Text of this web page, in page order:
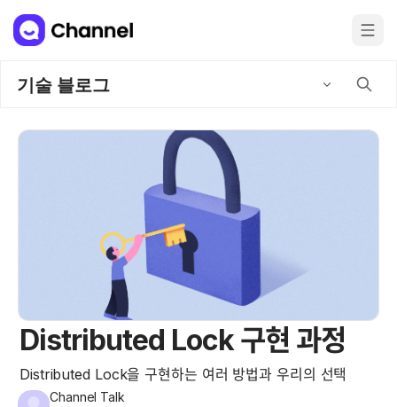
기술 블로그
Distributed Lock 구현 과정
Distributed Lock을 구현하는 여러 방법과 우리의 선택
Channel Talk